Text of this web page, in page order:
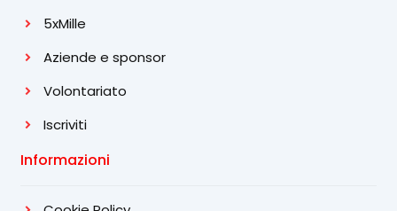
5xMille
Aziende e sponsor
Volontariato
Iscriviti
Informazioni